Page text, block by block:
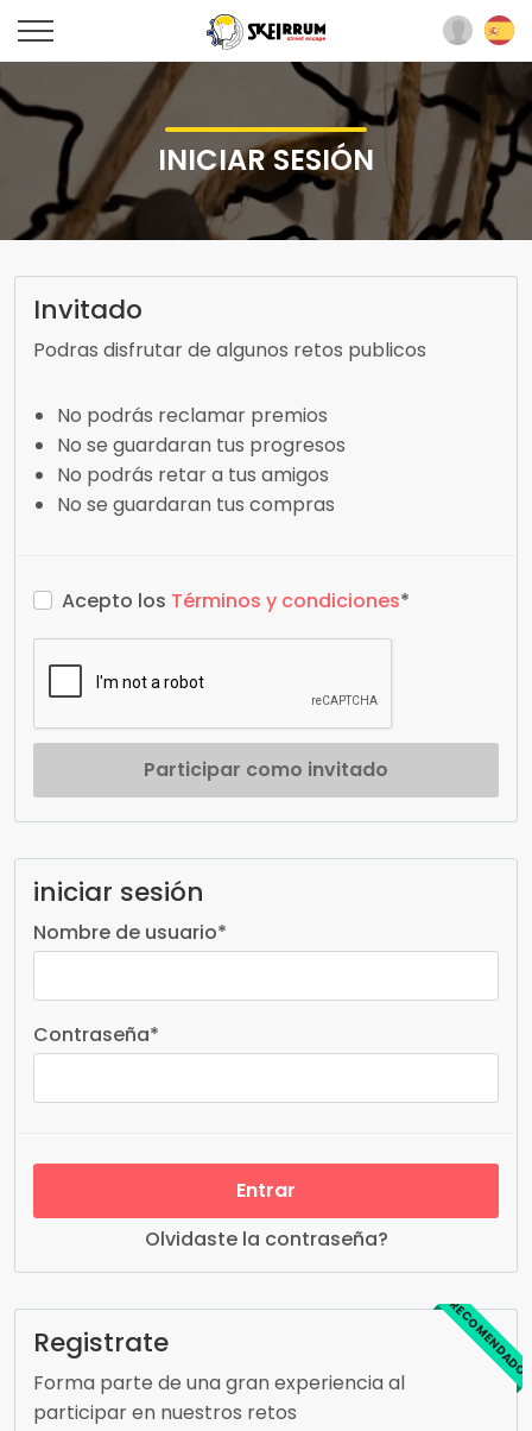
INICIAR SESIÓN
Invitado
Podras disfrutar de algunos retos publicos
No podrás reclamar premios
No se guardaran tus progresos
No podrás retar a tus amigos
No se guardaran tus compras
Acepto los Términos y condiciones*
Participar como invitado
iniciar sesión
Nombre de usuario*
Contraseña*
Entrar
Olvidaste la contraseña?
RECOMENDADO
Registrate
Forma parte de una gran experiencia al
participar en nuestros retos